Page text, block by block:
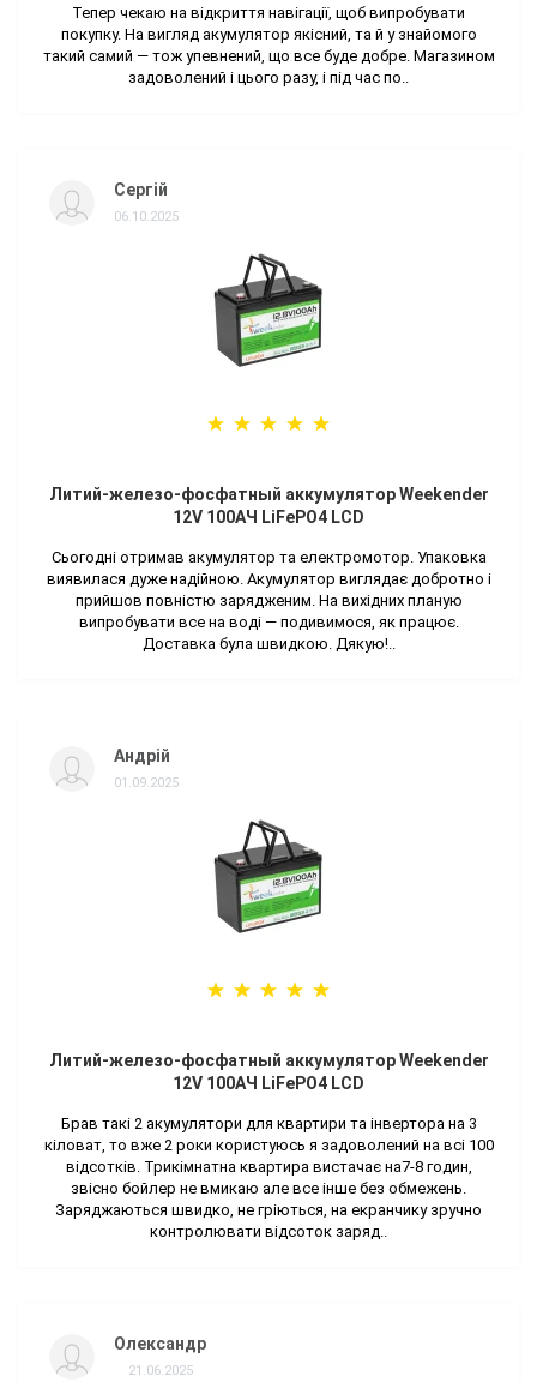
Тепер чекаю на відкриття навігації, щоб випробувати
покупку. На вигляд акумулятор якісний, та й у знайомого
такий самий — тож упевнений, що все буде добре. Магазином
задоволений і цього разу, і під час по..
Сергій
06.10.2025
Литий-железо-фосфатный аккумулятор Weekender
12V 100AЧ LiFePO4 LCD
Сьогодні отримав акумулятор та електромотор. Упаковка
виявилася дуже надійною. Акумулятор виглядає добротно і
прийшов повністю зарядженим. На вихідних планую
випробувати все на воді — подивимося, як працює.
Доставка була швидкою. Дякую!..
Андрій
01.09.2025
Литий-железо-фосфатный аккумулятор Weekender
12V 100AЧ LiFePO4 LCD
Брав такі 2 акумулятори для квартири та інвертора на 3
кіловат, то вже 2 роки користуюсь я задоволений на всі 100
відсотків. Трикімнатна квартира вистачає на7-8 годин,
звісно бойлер не вмикаю але все інше без обмежень.
Заряджаються швидко, не гріються, на екранчику зручно
контролювати відсоток заряд..
Олександр
21.06.2025